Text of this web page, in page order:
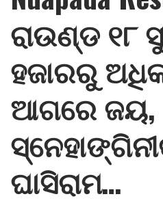
ରାଉଣ୍ଡ ୧୮
ହଜାରରୁ
ଆଗରେ ଜୟ,
ଘାସିରାମ…